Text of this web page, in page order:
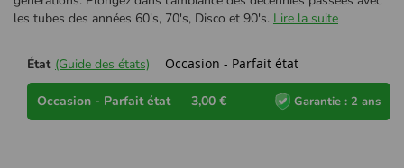
les tubes des années 60's, 70's, Disco et 90's. Lire la suite
État (Guide des états) Occasion - Parfait état
Occasion - Parfait état 3,00 € Garantie : 2 ans